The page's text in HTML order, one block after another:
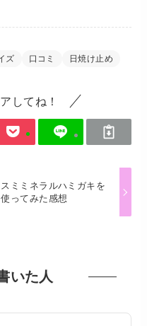
ズ 口コミ 日焼け止め
してね！
スミミネラルハミガキを
使ってみた感想
いた人